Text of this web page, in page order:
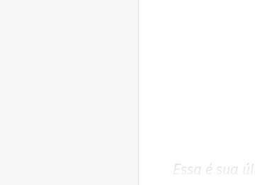
Essa é sua